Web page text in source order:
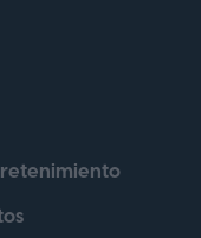
más ricos y